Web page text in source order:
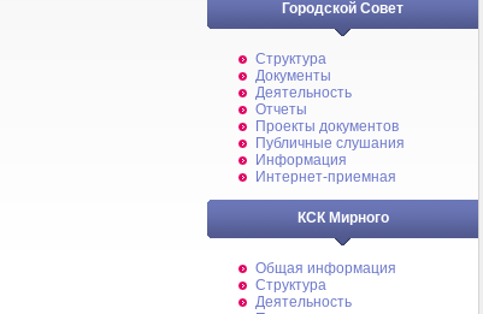
Городской Совет
Структура
Документы
Деятельность
Отчеты
Проекты документов
Публичные слушания
Информация
Интернет-приемная
КСК Мирного
Общая информация
Структура
Деятельность